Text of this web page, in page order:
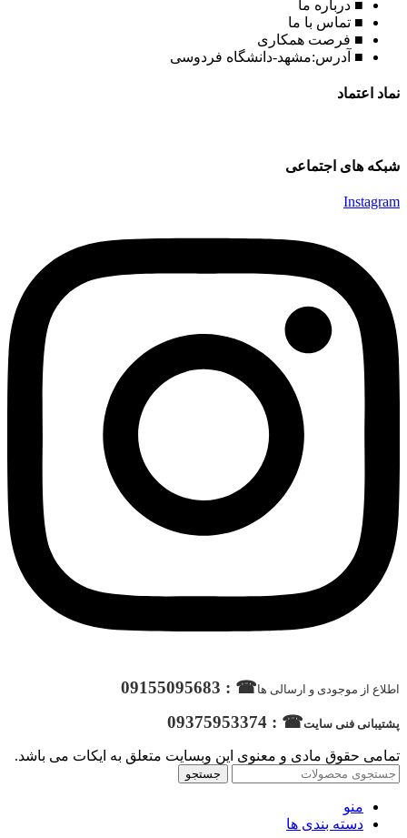
■ درباره ما
■ تماس با ما
■ فرصت همکاری
■ آدرس:مشهد-دانشگاه فردوسی
نماد اعتماد
شبکه های اجتماعی
Instagram
اطلاع از موجودی و ارسالی ها☎ : 09155095683
پشتیبانی فنی سایت☎ : 09375953374
تمامی حقوق مادی و معنوی این وبسایت متعلق به ایکات می باشد.
جستجو
منو
دسته بندی ها